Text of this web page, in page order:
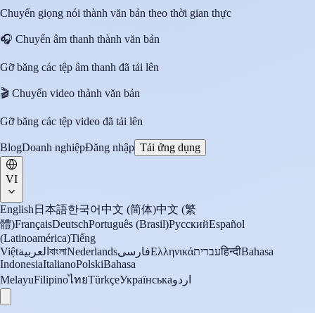
Chuyển giọng nói thành văn bản theo thời gian thực
🎧 Chuyển âm thanh thành văn bản
Gỡ băng các tệp âm thanh đã tải lên
🎬 Chuyển video thành văn bản
Gỡ băng các tệp video đã tải lên
BlogDoanh nghiệpĐăng nhập Tải ứng dụng
VI
English 日本語한국어中文 (简体)中文 (繁
體)FrançaisDeutschPortuguês (Brasil)РусскийEspañol
(Latinoamérica)Tiếng
Việtالعربية বাংলাNederlandsفارسیΕλληνικάעבריתहिन्दीBahasa
IndonesiaItalianoPolskiBahasa
MelayuFilipinoไทยTürkçeУкраїнськаاردو